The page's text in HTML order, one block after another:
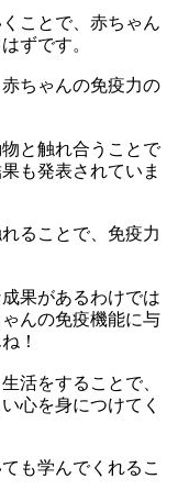
ことで、赤ちゃん
ずです。
ちゃんの免疫力の
と触れ合うことで
も発表されていま
ることで、免疫力
果があるわけでは
んの免疫機能に与
！
活をすることで、
心を身につけてく
も学んでくれるこ